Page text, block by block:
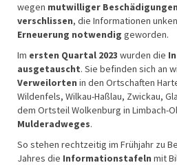
wegen mutwilliger Beschädigungen
verschlissen, die Informationen
Erneuerung notwendig geworden.
Im ersten Quartal 2023 wurden die
ausgetauscht. Sie befinden sich an
Verweilorten in den Ortschaften
Wildenfels, Wilkau-Haßlau, Zwickau,
dem Ortsteil Wolkenburg in Limbach-
Mulderadweges.
So stehen rechtzeitig im Frühjahr zu
Jahres die Informationstafeln mit